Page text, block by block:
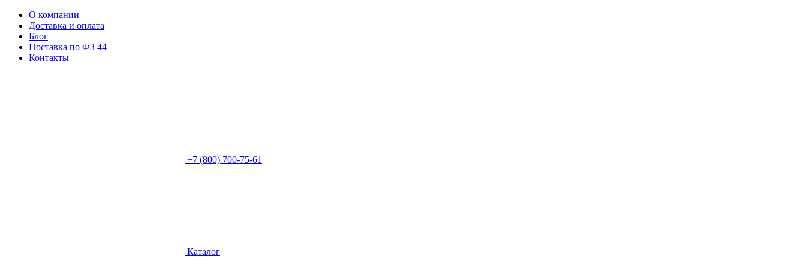
О компании
Доставка и оплата
Блог
Поставка по ФЗ 44
Контакты
+7 (800) 700-75-61
Каталог